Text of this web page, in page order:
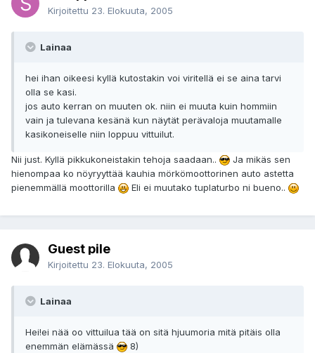
Kirjoitettu 23. Elokuuta, 2005
Lainaa
hei ihan oikeesi kyllä kutostakin voi viritellä ei se aina tarvi
olla se kasi.
jos auto kerran on muuten ok. niin ei muuta kuin hommiin
vain ja tulevana kesänä kun näytät perävaloja muutamalle
kasikoneiselle niin loppuu vittuilut.
Nii just. Kyllä pikkukoneistakin tehoja saadaan..
Ja mikäs sen
hienompaa ko nöyryyttää kauhia mörkömoottorinen auto astetta
pienemmällä moottorilla
Eli ei muutako tuplaturbo ni bueno..
Guest pile
Kirjoitettu 23. Elokuuta, 2005
Lainaa
Hei!ei nää oo vittuilua tää on sitä hjuumoria mitä pitäis olla
enemmän elämässä
8)